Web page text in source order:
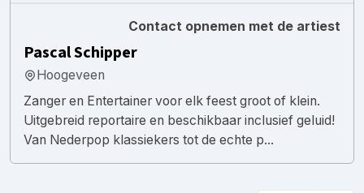
Contact opnemen met de artiest
Pascal Schipper
Hoogeveen
Zanger en Entertainer voor elk feest groot of klein.
Uitgebreid reportaire en beschikbaar inclusief geluid!
Van Nederpop klassiekers tot de echte p...